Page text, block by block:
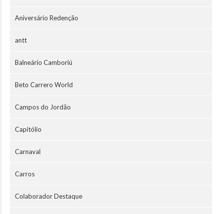
Aniversário Redenção
antt
Balneário Camboriú
Beto Carrero World
Campos do Jordão
Capitólio
Carnaval
Carros
Colaborador Destaque